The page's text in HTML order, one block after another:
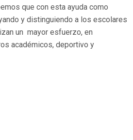
que con esta ayuda como
y distinguiendo a los escolares
un mayor esfuerzo, en
académicos, deportivo y